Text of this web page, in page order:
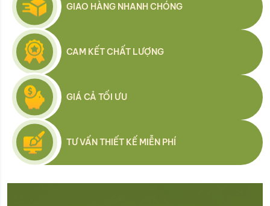
GIAO HÀNG NHANH CHÓNG
CAM KẾT CHẤT LƯỢNG
GIÁ CẢ TỐI ƯU
TƯ VẤN THIẾT KẾ MIỄN PHÍ